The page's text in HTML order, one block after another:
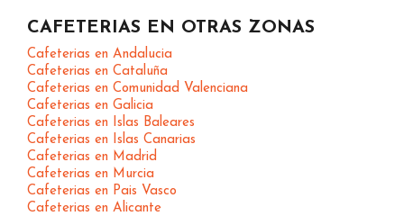
CAFETERIAS EN OTRAS ZONAS
Cafeterias en Andalucia
Cafeterias en Cataluña
Cafeterias en Comunidad Valenciana
Cafeterias en Galicia
Cafeterias en Islas Baleares
Cafeterias en Islas Canarias
Cafeterias en Madrid
Cafeterias en Murcia
Cafeterias en Pais Vasco
Cafeterias en Alicante